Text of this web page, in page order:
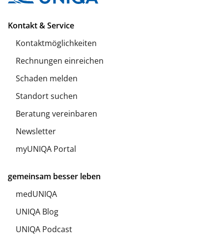
Kontakt & Service
Kontaktmöglichkeiten
Rechnungen einreichen
Schaden melden
Standort suchen
Beratung vereinbaren
Newsletter
myUNIQA Portal
gemeinsam besser leben
medUNIQA
UNIQA Blog
UNIQA Podcast